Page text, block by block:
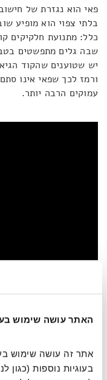
האתר עושה שימוש
פאי הוא נגזרת של
בלתי צפוי הוא מופיע
כלל: מתנועת חלקיקים
שבה גלים מתפשטים
יש שטוענים שהקוד
ורמז לכך שפאי אינו
עמוקים הרבה יותר.
פאי הוא מספר
שוב ושוב דווקא